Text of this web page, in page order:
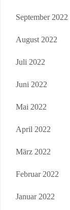
September 2022
August 2022
Juli 2022
Juni 2022
Mai 2022
April 2022
März 2022
Februar 2022
Januar 2022